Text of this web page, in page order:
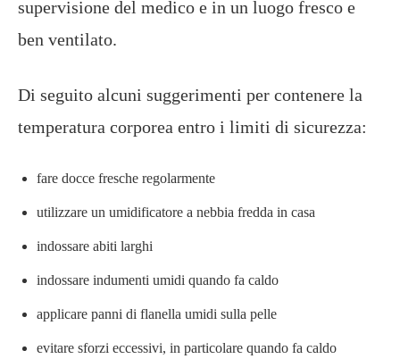
supervisione del medico e in un luogo fresco e
ben ventilato.
Di seguito alcuni suggerimenti per contenere la
temperatura corporea entro i limiti di sicurezza:
fare docce fresche regolarmente
utilizzare un umidificatore a nebbia fredda in casa
indossare abiti larghi
indossare indumenti umidi quando fa caldo
applicare panni di flanella umidi sulla pelle
evitare sforzi eccessivi, in particolare quando fa caldo